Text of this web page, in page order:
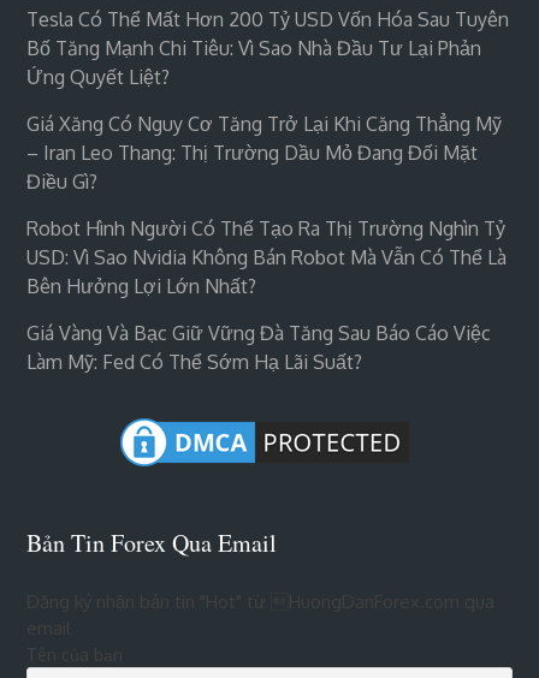
Tesla Có Thể Mất Hơn 200 Tỷ USD Vốn Hóa Sau Tuyên
Bố Tăng Mạnh Chi Tiêu: Vì Sao Nhà Đầu Tư Lại Phản
Ứng Quyết Liệt?
Giá Xăng Có Nguy Cơ Tăng Trở Lại Khi Căng Thẳng Mỹ
– Iran Leo Thang: Thị Trường Dầu Mỏ Đang Đối Mặt
Điều Gì?
Robot Hình Người Có Thể Tạo Ra Thị Trường Nghìn Tỷ
USD: Vì Sao Nvidia Không Bán Robot Mà Vẫn Có Thể Là
Bên Hưởng Lợi Lớn Nhất?
Giá Vàng Và Bạc Giữ Vững Đà Tăng Sau Báo Cáo Việc
Làm Mỹ: Fed Có Thể Sớm Hạ Lãi Suất?
Bản Tin Forex Qua Email
Đăng ký nhận bản tin "Hot" từ HuongDanForex.com qua
Tên của bạn